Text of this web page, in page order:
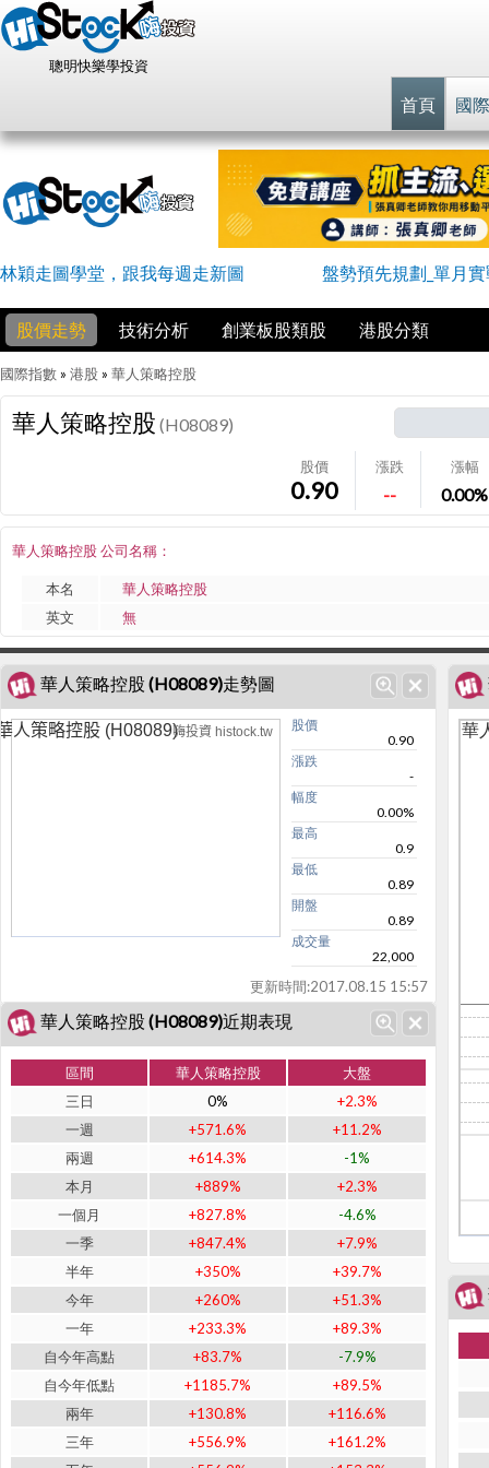
聰明快樂學投資
首頁 國
林穎走圖學堂，跟我每週走新圖 盤勢預先規劃_單月
股價走勢 技術分析 創業板股類股 港股分類
國際指數 » 港股 » 華人策略控股
華人策略控股 (H08089)
股價
0.90
漲跌
--
漲幅
0.00%
華人策略控股 公司名稱：
本名
華人策略控股
英文
無
華人策略控股 (H08089)走勢圖
人策略控股 (H08089)嗨投資 histock.tw
股價
0.90
漲跌
-
幅度
0.00%
最高
0.9
最低
0.89
開盤
0.89
成交量
22,000
更新時間:2017.08.15 15:57
華
華人策略控股 (H08089)近期表現
區間 華人策略控股
大盤
三日
0%
+2.3%
一週
+571.6%
+11.2%
兩週
+614.3%
-1%
本月
+889%
+2.3%
一個月
+827.8%
-4.6%
一季
+847.4%
+7.9%
半年
+350%
+39.7%
今年
+260%
+51.3%
一年
+233.3%
+89.3%
自今年高點
+83.7%
-7.9%
自今年低點
+1185.7%
+89.5%
兩年
+130.8%
+116.6%
三年
+556.9%
+161.2%